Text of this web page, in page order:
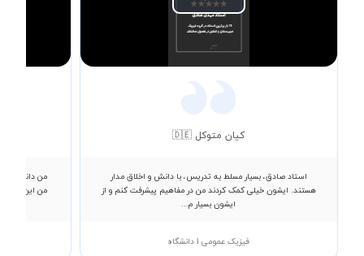
Play
Video
کیان متوکل 🇩🇪
استاد صادق، بسیار مسلط به تدریس، با دانش و اخلاق مدار
هستند. ایشون خیلی کمک کردند من در مفاهیم پیشرفت کنم و از
ایشون بسیار م...
فیزیک عمومی 1 دانشگاه
من دانشجوی